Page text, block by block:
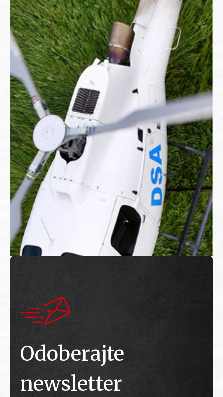
Odoberajte
newsletter